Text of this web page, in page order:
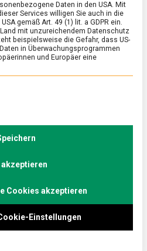
das
das
Truppen und dem
Gruppe wird die
Zeuge der humanitären
hat mit dem
gesprochen, um zu
Nahrungsmittel zu den
Daten in den USA. Mit
Services willigen Sie auch in die
gemäß Art. 49 (1) lit. a GDPR ein.
mit unzureichendem Datenschutz
beispielsweise die Gefahr, dass US-
in Überwachungsprogrammen
und Europäer eine
Gruppen, für die eine
akzeptieren
Cookies akzeptieren
Einstellungen